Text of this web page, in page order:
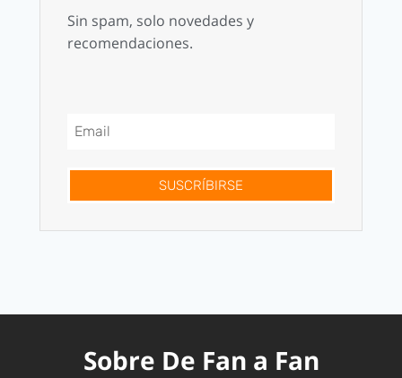
Sin spam, solo novedades y
recomendaciones.
SUSCRÍBIRSE
Sobre De Fan a Fan